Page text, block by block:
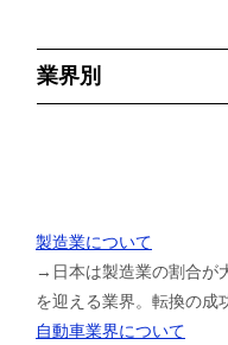
業界別
製造業について
→日本は製造業の割合が
を迎える業界。転換の成
自動車業界について